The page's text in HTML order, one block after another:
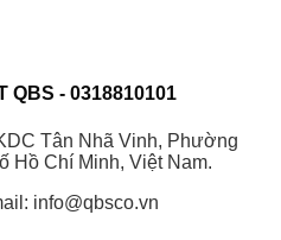
QBS - 0318810101
Tân Nhã Vinh, Phường
Hồ Chí Minh, Việt Nam.
info@qbsco.vn